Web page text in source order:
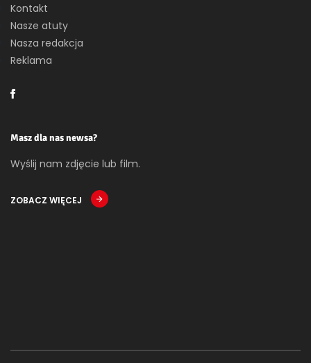
Kontakt
Nasze atuty
Nasza redakcja
Reklama
Masz dla nas newsa?
Wyślij nam zdjęcie lub film.
ZOBACZ WIĘCEJ